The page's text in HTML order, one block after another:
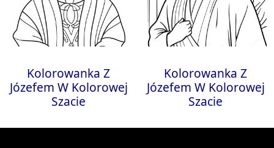
Kolorowanka Z
Józefem W Kolorowej
Szacie
Kolorowanka Z
Józefem W Kolorowej
Szacie